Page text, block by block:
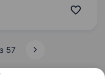
Обов’язки:
57